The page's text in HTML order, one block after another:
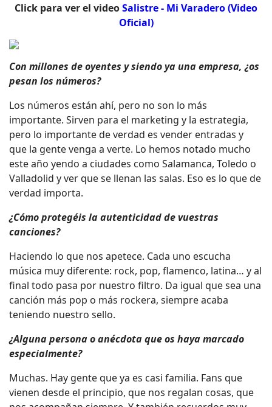
Click para ver el videoSalistre - Mi Varadero (Video
Oficial)
Con millones de oyentes y siendo ya una empresa, ¿os
pesan los números?
Los números están ahí, pero no son lo más
importante. Sirven para el marketing y la estrategia,
pero lo importante de verdad es vender entradas y
que la gente venga a verte. Lo hemos notado mucho
este año yendo a ciudades como Salamanca, Toledo o
Valladolid y ver que se llenan las salas. Eso es lo que de
verdad importa.
¿Cómo protegéis la autenticidad de vuestras
canciones?
Haciendo lo que nos apetece. Cada uno escucha
música muy diferente: rock, pop, flamenco, latina… y al
final todo pasa por nuestro filtro. Da igual que sea una
canción más pop o más rockera, siempre acaba
teniendo nuestro sello.
¿Alguna persona o anécdota que os haya marcado
especialmente?
Muchas. Hay gente que ya es casi familia. Fans que
vienen desde el principio, que nos regalan cosas, que